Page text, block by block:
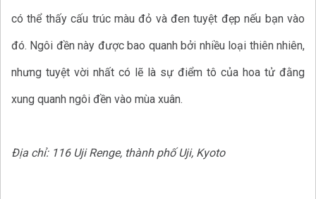
có thể thấy cấu trúc màu đỏ và đen tuyệt đẹp nếu bạn vào
đó. Ngôi đền này được bao quanh bởi nhiều loại thiên nhiên,
nhưng tuyệt vời nhất có lẽ là sự điểm tô của hoa tử đằng
xung quanh ngôi đền vào mùa xuân.
Địa chỉ: 116 Uji Renge, thành phố Uji, Kyoto